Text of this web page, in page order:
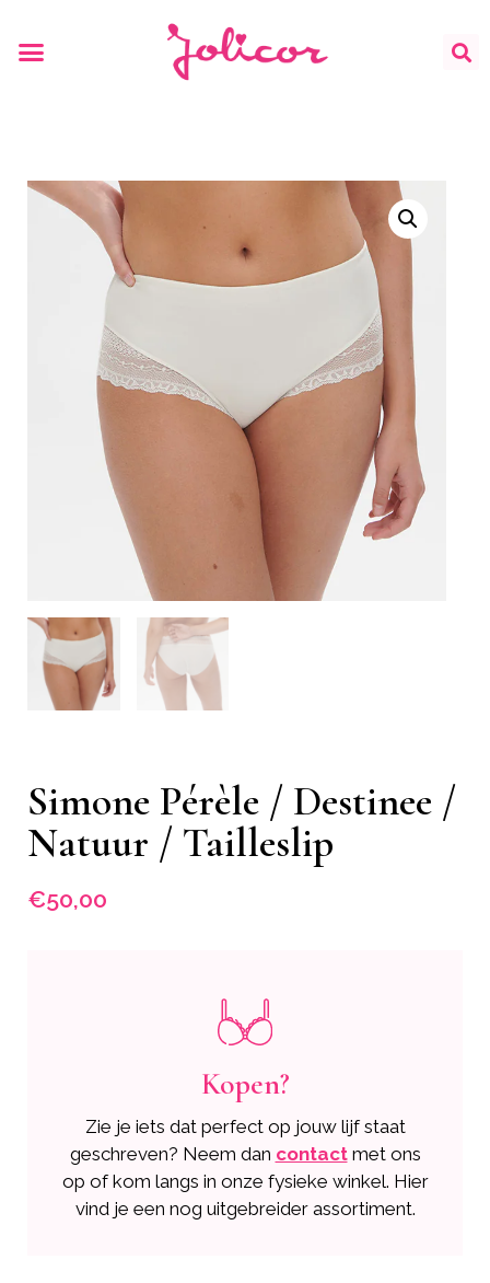
Simone Pérèle / Destinee /
Natuur / Tailleslip
€50,00
Kopen?
Zie je iets dat perfect op jouw lijf staat
geschreven? Neem dan contact met ons
op of kom langs in onze fysieke winkel. Hier
vind je een nog uitgebreider assortiment.